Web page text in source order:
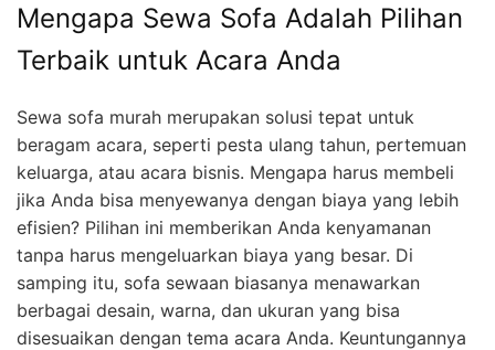
Mengapa Sewa Sofa Adalah Pilihan
Terbaik untuk Acara Anda
Sewa sofa murah merupakan solusi tepat untuk
beragam acara, seperti pesta ulang tahun, pertemuan
keluarga, atau acara bisnis. Mengapa harus membeli
jika Anda bisa menyewanya dengan biaya yang lebih
efisien? Pilihan ini memberikan Anda kenyamanan
tanpa harus mengeluarkan biaya yang besar. Di
samping itu, sofa sewaan biasanya menawarkan
berbagai desain, warna, dan ukuran yang bisa
disesuaikan dengan tema acara Anda. Keuntungannya